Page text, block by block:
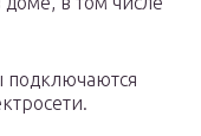
подключаются